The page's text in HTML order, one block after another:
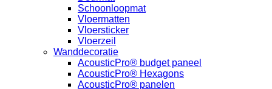
Schoonloopmat
Vloermatten
Vloersticker
Vloerzeil
Wanddecoratie
AcousticPro® budget paneel
AcousticPro® Hexagons
AcousticPro® panelen